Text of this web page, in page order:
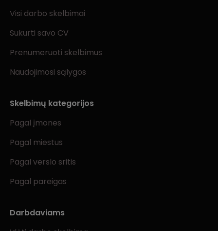
Visi darbo skelbimai
Sukurti savo CV
Prenumeruoti skelbimus
Naudojimosi sąlygos
Skelbimų kategorijos
Pagal įmones
Pagal miestus
Pagal verslo sritis
Pagal pareigas
Darbdaviams